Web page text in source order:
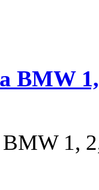
BMW
BMW 1,